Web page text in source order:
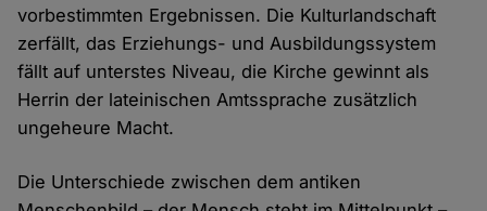
vorbestimmten Ergebnissen. Die Kulturlandschaft
zerfällt, das Erziehungs- und Ausbildungssystem
fällt auf unterstes Niveau, die Kirche gewinnt als
Herrin der lateinischen Amtssprache zusätzlich
ungeheure Macht.
Die Unterschiede zwischen dem antiken